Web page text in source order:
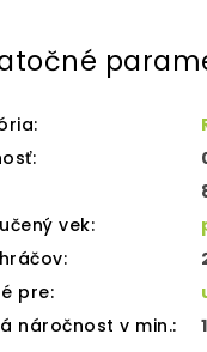
:
:
vek:
:
pre:
náročnost v min.: